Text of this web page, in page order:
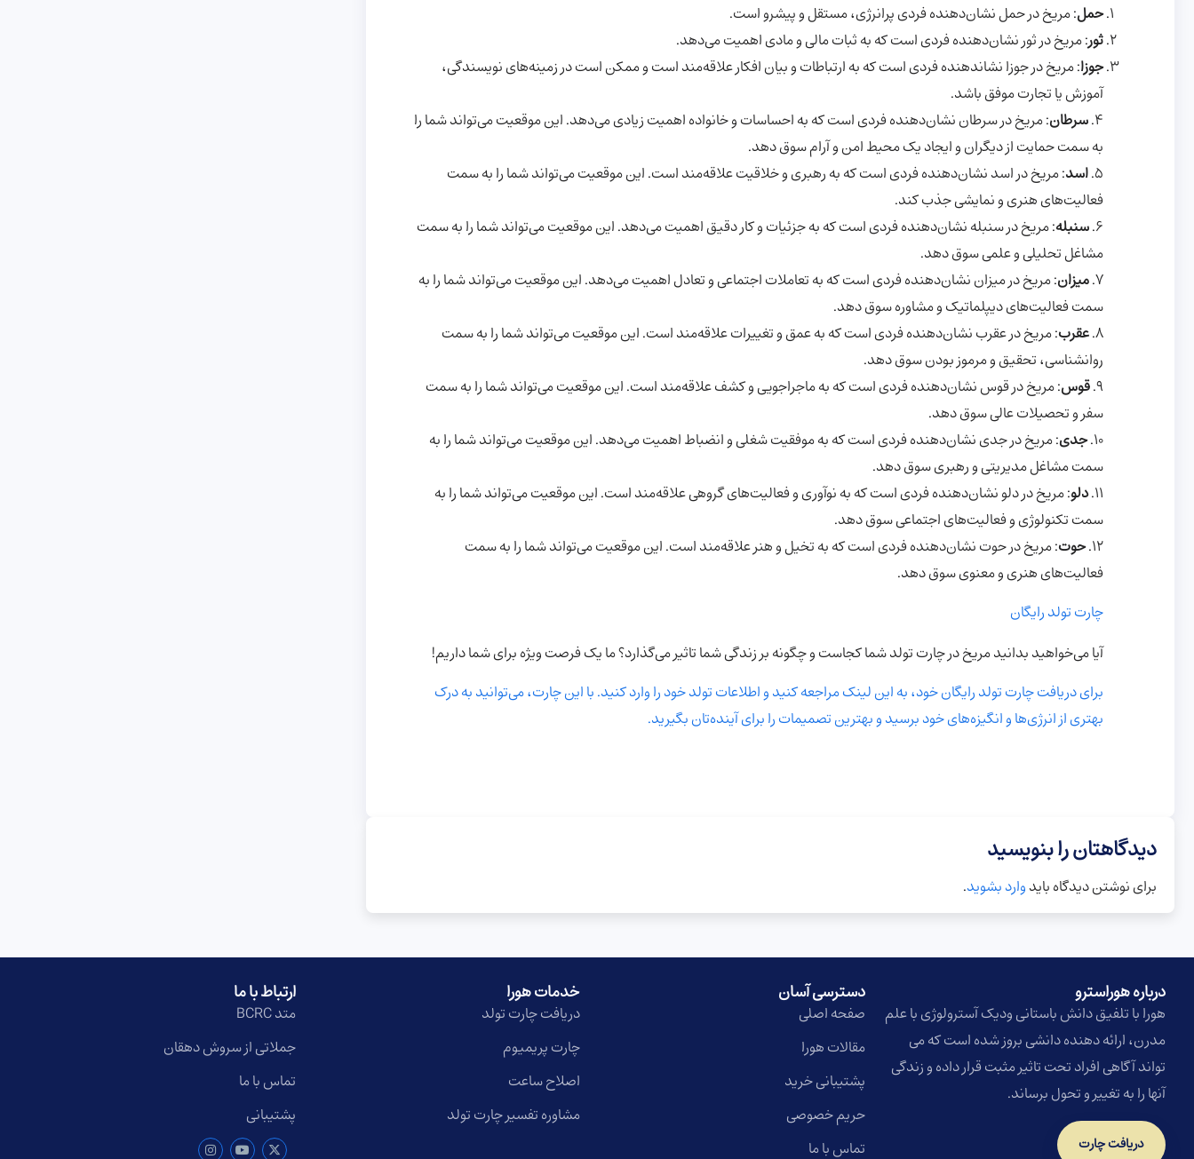
حمل: مریخ در حمل نشان‌دهنده فردی پرانرژی، مستقل و پیشرو است.
ثور: مریخ در ثور نشان‌دهنده فردی است که به ثبات مالی و مادی اهمیت می‌دهد.
جوزا: مریخ در جوزا نشاندهنده فردی است که به ارتباطات و بیان افکار علاقه‌مند است و ممکن است در زمینه‌های نویسندگی،
آموزش یا تجارت موفق باشد.
4. سرطان: مریخ در سرطان نشان‌دهنده فردی است که به احساسات و خانواده اهمیت زیادی می‌دهد. این موقعیت می‌تواند شما را
به سمت حمایت از دیگران و ایجاد یک محیط امن و آرام سوق دهد.
5. اسد: مریخ در اسد نشان‌دهنده فردی است که به رهبری و خلاقیت علاقه‌مند است. این موقعیت می‌تواند شما را به سمت
فعالیت‌های هنری و نمایشی جذب کند.
6. سنبله: مریخ در سنبله نشان‌دهنده فردی است که به جزئیات و کار دقیق اهمیت می‌دهد. این موقعیت می‌تواند شما را به سمت
مشاغل تحلیلی و علمی سوق دهد.
7. میزان: مریخ در میزان نشان‌دهنده فردی است که به تعاملات اجتماعی و تعادل اهمیت می‌دهد. این موقعیت می‌تواند شما را به
سمت فعالیت‌های دیپلماتیک و مشاوره سوق دهد.
8. عقرب: مریخ در عقرب نشان‌دهنده فردی است که به عمق و تغییرات علاقه‌مند است. این موقعیت می‌تواند شما را به سمت
روانشناسی، تحقیق و مرموز بودن سوق دهد.
9. قوس: مریخ در قوس نشان‌دهنده فردی است که به ماجراجویی و کشف علاقه‌مند است. این موقعیت می‌تواند شما را به سمت
سفر و تحصیلات عالی سوق دهد.
10. جدی: مریخ در جدی نشان‌دهنده فردی است که به موفقیت شغلی و انضباط اهمیت می‌دهد. این موقعیت می‌تواند شما را به
سمت مشاغل مدیریتی و رهبری سوق دهد.
11. دلو: مریخ در دلو نشان‌دهنده فردی است که به نوآوری و فعالیت‌های گروهی علاقه‌مند است. این موقعیت می‌تواند شما را به
سمت تکنولوژی و فعالیت‌های اجتماعی سوق دهد.
12. حوت: مریخ در حوت نشان‌دهنده فردی است که به تخیل و هنر علاقه‌مند است. این موقعیت می‌تواند شما را به سمت
فعالیت‌های هنری و معنوی سوق دهد.
چارت تولد رایگان
آیا می‌خواهید بدانید مریخ در چارت تولد شما کجاست و چگونه بر زندگی شما تاثیر می‌گذارد؟ ما یک فرصت ویژه برای شما داریم!
برای دریافت چارت تولد رایگان خود، به این لینک مراجعه کنید و اطلاعات تولد خود را وارد کنید. با این چارت، می‌توانید به درک
بهتری از انرژی‌ها و انگیزه‌های خود برسید و بهترین تصمیمات را برای آینده‌تان بگیرید.
دیدگاهتان را بنویسید
برای نوشتن دیدگاه بایدوارد بشوید.
درباره هوراسترو​
هورا با تلفیق دانش باستانی ودیک آسترولوژی با علم
مدرن، ارائه دهنده دانشی بروز شده است که می
تواند آگاهی افراد تحت تاثیر مثبت قرار داده و زندگی
آنها را به تغییر و تحول برساند.
دریافت چارت
دسترسی آسان
صفحه اصلی
مقالات هورا
پشتیبانی خرید
حریم خصوصی
تماس با ما
خدمات هورا
دریافت چارت تولد
چارت پریمیوم
اصلاح ساعت
مشاوره تفسیر چارت تولد
ارتباط با ما
متد BCRC
جملاتی از سروش دهقان
تماس با ما
پشتیبانی